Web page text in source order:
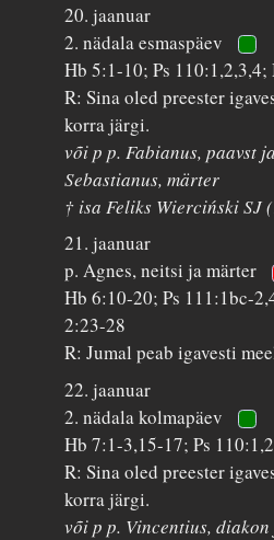
20. jaanuar
2. nädala esmaspäev
Hb 5:1-10; Ps
R: Sina oled preester
korra järgi.
või p p. Fabianus, paavst
Sebastianus, märter
† isa Feliks Wierciński SJ
21. jaanuar
p. Agnes, neitsi ja märter
Hb 6:10-20; Ps 111:1bc-
2:23-28
R: Jumal peab igavesti
22. jaanuar
2. nädala kolmapäev
Hb 7:1-3,15-17; Ps
R: Sina oled preester
korra järgi.
või p p. Vincentius,